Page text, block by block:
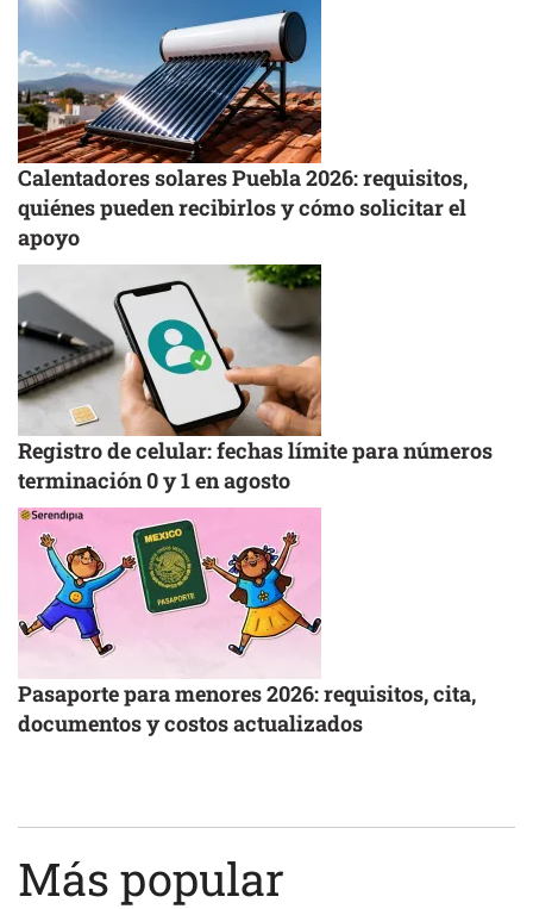
Calentadores solares Puebla 2026: requisitos,
quiénes pueden recibirlos y cómo solicitar el
apoyo
Registro de celular: fechas límite para números
terminación 0 y 1 en agosto
Pasaporte para menores 2026: requisitos, cita,
documentos y costos actualizados
Más popular